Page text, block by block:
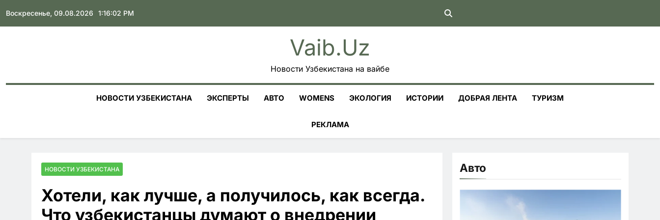
to
content
Воскресенье, 09.08.2026 1:16:03 PM
Vaib.uz
Новости Узбекистана на вайбе
НОВОСТИ УЗБЕКИСТАНА ЭКСПЕРТЫ АВТО WOMENS ЭКОЛОГИЯ ИСТОРИИ ДОБРАЯ ЛЕНТА ТУРИЗМ
РЕКЛАМА
НОВОСТИ УЗБЕКИСТАНА
Хотели, как лучше, а получилось, как всегда.
Что узбекистанцы думают о внедрении
Авто